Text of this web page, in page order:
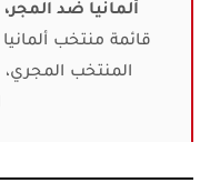
ألمانيا ضد المجر،
قائمة منتخب
المنتخب المجري،